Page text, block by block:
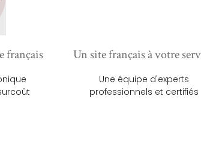
français Un site français à votre
Une équipe d'experts
professionnels et certifiés